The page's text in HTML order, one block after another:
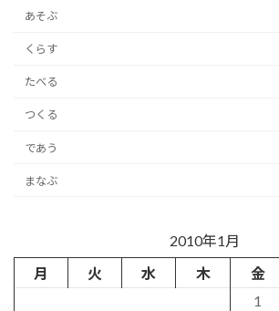
あそぶ
くらす
たべる
つくる
であう
まなぶ
2010年1月
月
火 水 木 金
1